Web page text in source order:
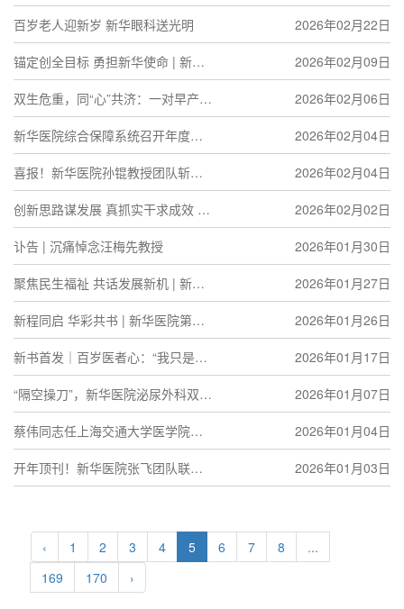
守护无假期
百岁老人迎新岁 新华眼科送光明 2026年02月22日
锚定创全目标 勇担新华使命 | 新华
医院创建全国文明单位启动大会顺
利召开
2026年02月09日
双生危重，同“心”共济：一对早产双
胞胎的生命接力赛
2026年02月06日
新华医院综合保障系统召开年度表
彰大会
2026年02月04日
喜报！新华医院孙锟教授团队斩获
“东方英才计划”团队项目，市教卫工
作党委专程莅临授证
2026年02月04日
创新思路谋发展 真抓实干求成效 |
新华医院第十二届五次职工代表大
会顺利闭幕
2026年02月02日
讣告 | 沉痛悼念汪梅先教授 2026年01月30日
聚焦民生福祉 共话发展新机 | 新华
医院与奉贤区举行交流座谈会
2026年01月27日
新程同启 华彩共书 | 新华医院第十
二届五次职工代表大会顺利开幕
2026年01月26日
新书首发｜百岁医者心：“我只是个
普通医生”，何以为时代铸丰碑？
2026年01月17日
“隔空操刀”，新华医院泌尿外科双院
区远程机器人手术，探索同质化医
疗新模式
2026年01月07日
蔡伟同志任上海交通大学医学院附
属新华医院院长
2026年01月04日
开年顶刊！新华医院张飞团队联合
于Cell发表
2026年01月03日
‹ 1 2 3 4 5 6 7 8
...
169
170 ›